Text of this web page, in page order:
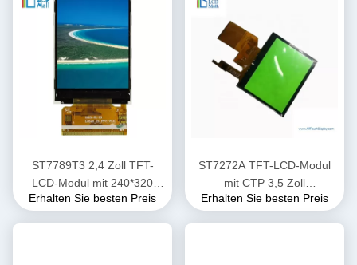
ST7789T3 2,4 Zoll TFT-
LCD-Modul mit 240*320
Auflösung 40 PIN
Erhalten Sie besten Preis
ST7272A TFT-LCD-Modul
mit CTP 3,5 Zoll
Touchscreen RGB-
Erhalten Sie besten Preis